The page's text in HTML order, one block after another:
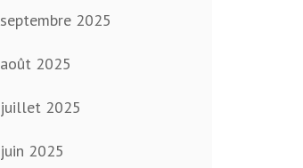
septembre 2025
août 2025
juillet 2025
juin 2025